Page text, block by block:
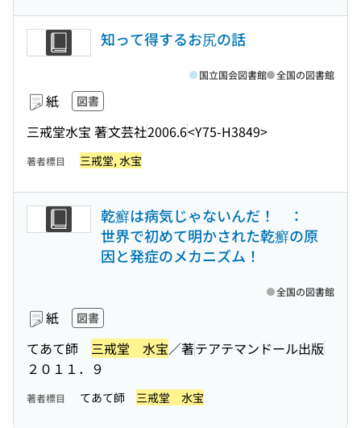
知って得するお尻の話
紙 図書
三戒堂水宝 著文芸社2006.6<Y75-H3849>
国立国会図書館 全国の図書館
著者標目 三戒堂, 水宝
乾癬は病気じゃないんだ！ ：
世界で初めて明かされた乾癬の原
因と発症のメカニズム！
紙 図書
てあて師 三戒堂 水宝／著テアテマンドール出版
２０１１．９
全国の図書館
著者標目 てあて師 三戒堂 水宝